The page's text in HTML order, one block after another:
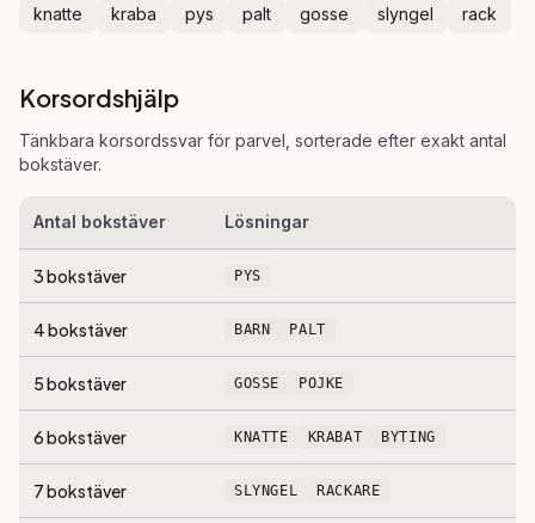
knatte kraba pys palt gosse slyngel rack
Korsordshjälp
Tänkbara korsordssvar för parvel , sorterade efter exakt antal
bokstäver.
Antal bokstäver Lösningar
3bokstäver PYS
4bokstäver BARN PALT
5bokstäver GOSSE POJKE
6bokstäver KNATTE KRABAT BYTING
7bokstäver SLYNGEL RACKARE